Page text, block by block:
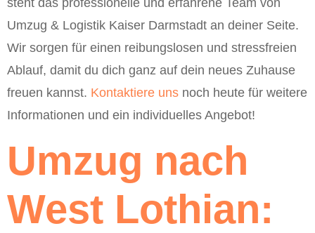
Umzug & Logistik Kaiser Darmstadt an deiner Seite.
Wir sorgen für einen reibungslosen und stressfreien
Ablauf, damit du dich ganz auf dein neues Zuhause
freuen kannst. Kontaktiere uns noch heute für weitere
Informationen und ein individuelles Angebot!
Umzug nach
West Lothian: